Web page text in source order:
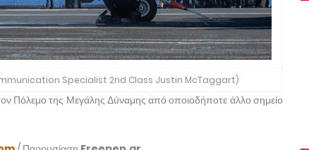
Specialist 2nd Class Justin McTaggart)
Πόλεμο της Μεγάλης Δύναμης από οποιοδήποτε άλλο σημείο